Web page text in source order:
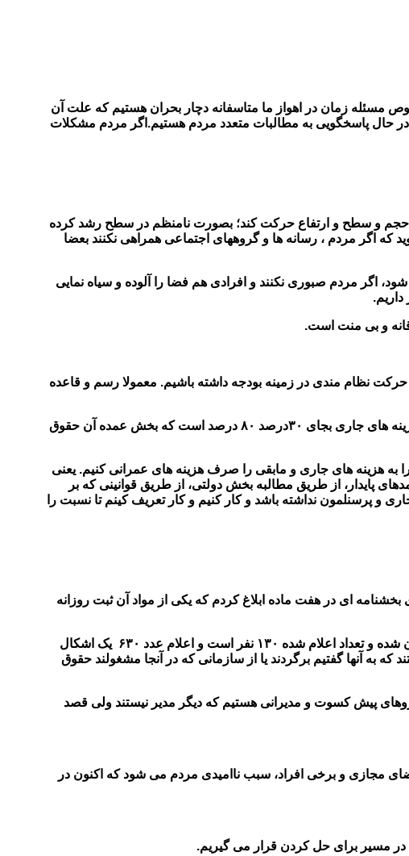
مسئله زمان در اهواز ما متاسفانه دچار بحران هستیم که علت آن
حال پاسخگویی به مطالبات متعدد مردم هستیم. اگر مردم مشکلات
حجم و سطح و ارتفاع حرکت کند؛ بصورت نامنظم در سطح رشد کرده
اگر مردم ، رسانه ها و گروههای اجتماعی همراهی نکنند بعضا
اگر مردم صبوری نکنند و افرادی هم فضا را آلوده و سیاه نمایی
و بی منت است.
نظام مندی در زمینه بودجه داشته باشیم. معمولا رسم و قاعده
اما به دلیل ورود نیروهای متعدد در سنوات گذشته و در قالبهای مختلف، این نسبت در شهرداری اهواز به هم خورده و در رابطه با هزینه های جاری بجای ۳۰درصد ۸۰ درصد است که بخش عمده آن حقوق
راهکاری در نظر گرفته ایم بدینصورت که هرمقدار از بودجه ما محقق شود تنها ۳۰درصد از آن را به هزینه های جاری و مابقی را صرف هزینه های عمرانی کنیم. یعنی
را از طریق درآمدهای پایدار، از طریق مطالبه بخش دولتی، از طریق قوانینی که بر
نداشته باشد و کار کنیم و کار تعریف کینم تا نسبت را
ای در هفت ماده ابلاغ کردم که یکی از مواد آن ثبت روزانه
وی همچنین در رابطه با اعلام ۶۳۰ نفر در شهرداری که حضور فیزیکی ندارند ولی حقوق می گیرند توضیح داد: این عدد به اشتباه بیان شده و تعداد اعلام شده ۱۳۰ نفر است و اعلام عدد ۶۳۰ یک اشکال
عده ای در ادارات دیگر مامور به خدمت هستند که به آنها گفتیم برگردند یا از سازمانی که در آنجا مشغولند حقوق
پیش کسوت و مدیرانی هستیم که دیگر مدیر نیستند ولی قصد
مجازی و برخی افراد، سبب ناامیدی مردم می شود که اکنون در